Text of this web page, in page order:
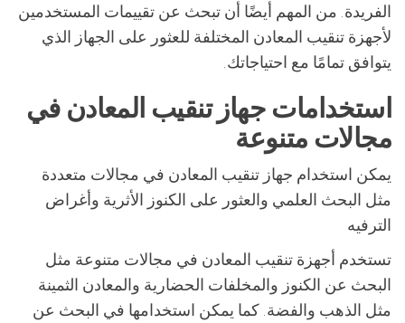
الفريدة. من المهم أيضًا أن تبحث عن تقييمات المستخدمين
لأجهزة تنقيب المعادن المختلفة للعثور على الجهاز الذي
يتوافق تمامًا مع احتياجاتك.
استخدامات جهاز تنقيب المعادن في
مجالات متنوعة
يمكن استخدام جهاز تنقيب المعادن في مجالات متعددة
مثل البحث العلمي والعثور على الكنوز الأثرية وأغراض
الترفيه
تستخدم أجهزة تنقيب المعادن في مجالات متنوعة مثل
البحث عن الكنوز والمخلفات الحضارية والمعادن الثمينة
مثل الذهب والفضة. كما يمكن استخدامها في البحث عن